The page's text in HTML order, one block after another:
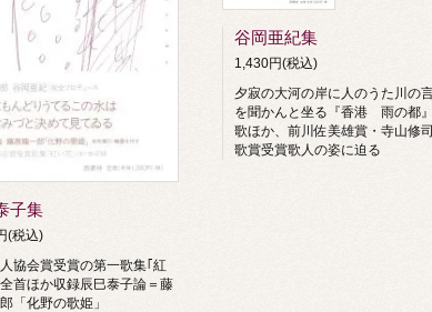
子集
(税込)
協会賞受賞の第一歌集｢紅
首ほか収録辰巳泰子論＝藤
「化野の歌姫」
谷岡亜紀集
1,430円(税込)
夕寂の大河の岸に人のうた川の
を聞かんと坐る『香港 雨の都
歌ほか、前川佐美雄賞・寺山修
歌賞受賞歌人の姿に迫る